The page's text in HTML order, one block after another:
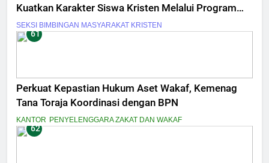
Kuatkan Karakter Siswa Kristen Melalui Program
Pesantren Kilat
SEKSI BIMBINGAN MASYARAKAT KRISTEN
61
Perkuat Kepastian Hukum Aset Wakaf, Kemenag
Tana Toraja Koordinasi dengan BPN
KANTOR PENYELENGGARA ZAKAT DAN WAKAF
62